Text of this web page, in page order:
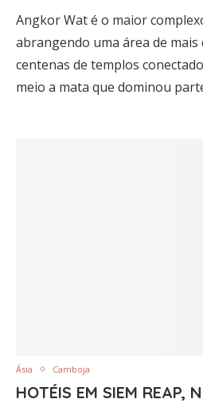
Angkor Wat é o maior
abrangendo uma área de mais
centenas de templos
meio a mata que dominou
Ásia Camboja
HOTÉIS EM SIEM REAP,